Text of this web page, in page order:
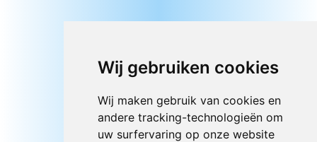
Wij gebruiken cookies
Wij maken gebruik van cookies en
andere tracking-technologieën om
uw surfervaring op onze website